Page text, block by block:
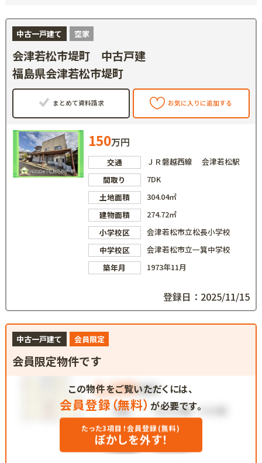
中古一戸建て 空家
会津若松市堤町 中古戸建
福島県会津若松市堤町
まとめて資料請求 お気に入りに追加する
150万円
交通
ＪＲ磐越西線 会津若松駅
間取り
7DK
土地面積
304.04㎡
建物面積
274.72㎡
小学校区
会津若松市立松長小学校
中学校区
会津若松市立一箕中学校
築年月
1973年11月
登録日：2025/11/15
中古一戸建て 会員限定
会員限定物件です
この物件をご覧いただくには、
会員登録（無料） が必要です。
たった3項目！会員登録(無料)
ぼかしを外す！